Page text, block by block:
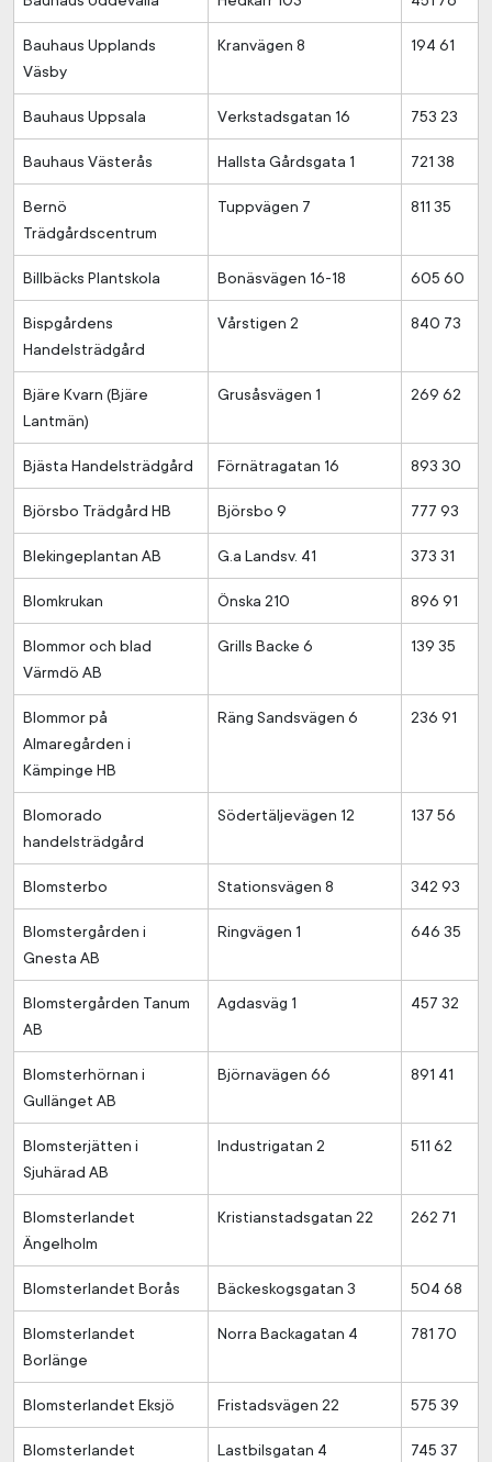
Bauhaus Upplands
Väsby
Kranvägen 8 194 61
Bauhaus Uppsala Verkstadsgatan 16 753 23
Bauhaus Västerås Hallsta Gårdsgata 1 721 38
Bernö
Trädgårdscentrum
Tuppvägen 7 811 35
Billbäcks Plantskola Bonäsvägen 16-18 605 60
Bispgårdens
Handelsträdgård
Vårstigen 2 840 73
Bjäre Kvarn (Bjäre
Lantmän)
Grusåsvägen 1 269 62
Bjästa Handelsträdgård Förnätragatan 16 893 30
Björsbo Trädgård HB Björsbo 9 777 93
Blekingeplantan AB G.a Landsv. 41 373 31
Blomkrukan Önska 210 896 91
Blommor och blad
Värmdö AB
Grills Backe 6 139 35
Blommor på
Almaregården i
Kämpinge HB
Räng Sandsvägen 6 236 91
Blomorado
handelsträdgård
Södertäljevägen 12 137 56
Blomsterbo Stationsvägen 8 342 93
Blomstergården i
Gnesta AB
Ringvägen 1 646 35
Blomstergården Tanum
AB
Agdasväg 1 457 32
Blomsterhörnan i
Gullänget AB
Björnavägen 66 891 41
Blomsterjätten i
Sjuhärad AB
Industrigatan 2 511 62
Blomsterlandet
Ängelholm
Kristianstadsgatan 22 262 71
Blomsterlandet Borås Bäckeskogsgatan 3 504 68
Blomsterlandet
Borlänge
Norra Backagatan 4 781 70
Blomsterlandet Eksjö Fristadsvägen 22 575 39
Blomsterlandet
Lastbilsgatan 4 745 37